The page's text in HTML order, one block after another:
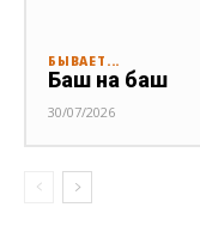
БЫВАЕТ...
Баш на баш
30/07/2026